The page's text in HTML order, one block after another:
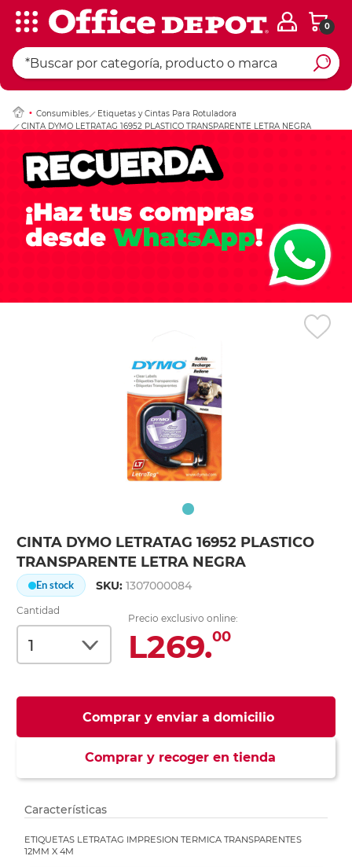
0
Consumibles
Etiquetas y Cintas Para Rotuladora
CINTA DYMO LETRATAG 16952 PLASTICO TRANSPARENTE LETRA NEGRA
CINTA DYMO LETRATAG 16952 PLASTICO
TRANSPARENTE LETRA NEGRA
En stock SKU:1307000084
Cantidad
Precio exclusivo online:
L269.00
Comprar y enviar a domicilio
Comprar y recoger en tienda
Ingresar Codigo
Características
ETIQUETAS LETRATAG IMPRESION TERMICA TRANSPARENTES
12MM X 4M